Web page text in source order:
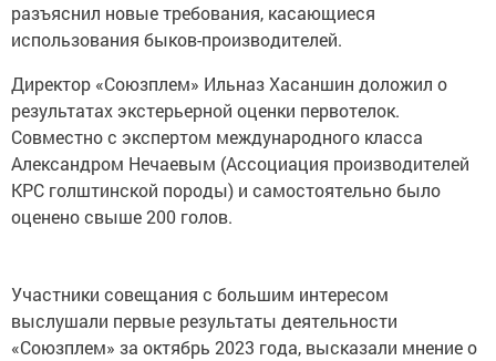
разъяснил новые требования, касающиеся
использования быков-производителей.
Директор «Союзплем» Ильназ Хасаншин доложил о
результатах экстерьерной оценки первотелок.
Совместно с экспертом международного класса
Александром Нечаевым (Ассоциация производителей
КРС голштинской породы) и самостоятельно было
оценено свыше 200 голов.
Участники совещания с большим интересом
выслушали первые результаты деятельности
«Союзплем» за октябрь 2023 года, высказали мнение о